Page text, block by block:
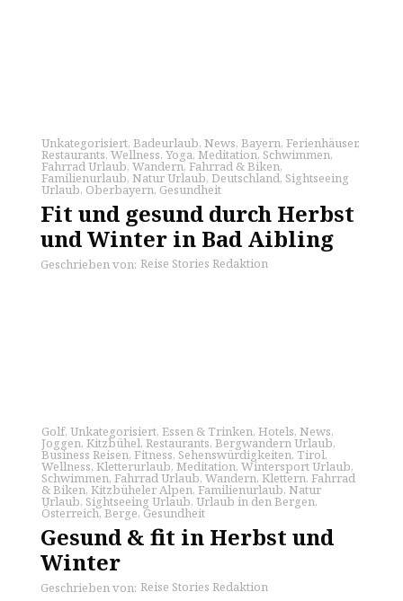
Unkategorisiert, Badeurlaub, News, Bayern, Ferienhäuser,
Restaurants, Wellness, Yoga, Meditation, Schwimmen,
Fahrrad Urlaub, Wandern, Fahrrad & Biken,
Familienurlaub, Natur Urlaub, Deutschland, Sightseeing
Urlaub, Oberbayern, Gesundheit
Fit und gesund durch Herbst
und Winter in Bad Aibling
Geschrieben von: Reise Stories Redaktion
Golf, Unkategorisiert, Essen & Trinken, Hotels, News,
Joggen, Kitzbühel, Restaurants, Bergwandern Urlaub,
Business Reisen, Fitness, Sehenswürdigkeiten, Tirol,
Wellness, Kletterurlaub, Meditation, Wintersport Urlaub,
Schwimmen, Fahrrad Urlaub, Wandern, Klettern, Fahrrad
& Biken, Kitzbüheler Alpen, Familienurlaub, Natur
Urlaub, Sightseeing Urlaub, Urlaub in den Bergen,
Österreich,Berge, Gesundheit
Gesund & fit in Herbst und
Winter
Geschrieben von: Reise Stories Redaktion